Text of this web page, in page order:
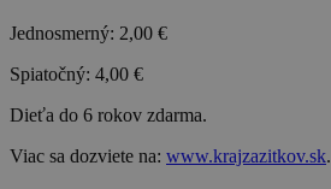
Jednosmerný: 2,00 €
Spiatočný: 4,00 €
Dieťa do 6 rokov zdarma.
Viac sa dozviete na: www.krajzazitkov.sk.